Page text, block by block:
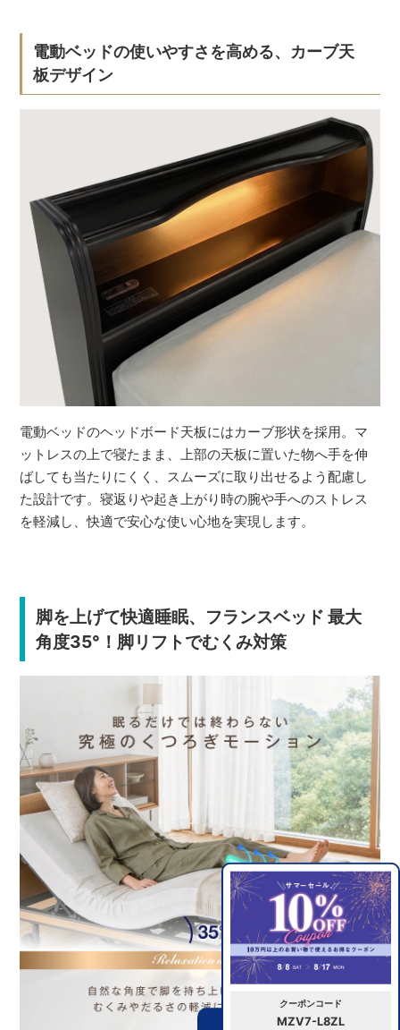
クーポンコード
MZV7-L8ZL
電動ベッドの使いやすさを高める、カーブ天
板デザイン
電動ベッドのヘッドボード天板にはカーブ形状を採用。マ
ットレスの上で寝たまま、上部の天板に置いた物へ手を伸
ばしても当たりにくく、スムーズに取り出せるよう配慮し
た設計です。寝返りや起き上がり時の腕や手へのストレス
を軽減し、快適で安心な使い心地を実現します。
脚を上げて快適睡眠、フランスベッド 最大
角度35°！脚リフトでむくみ対策